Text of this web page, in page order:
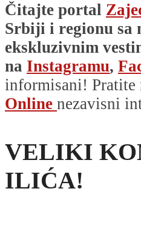
Čitajte portal
Srbiji i regionu sa
ekskluzivnim
na Instagramu,
informisani! Pratite
Online nezavisni
VELIKI
ILIĆA!